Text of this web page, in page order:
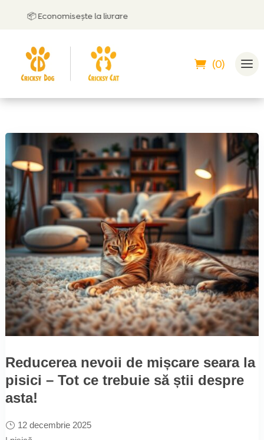
📦 Economisește la livrare
(0)
Reducerea nevoii de mișcare seara la
pisici – Tot ce trebuie să știi despre
asta!
12 decembrie 2025